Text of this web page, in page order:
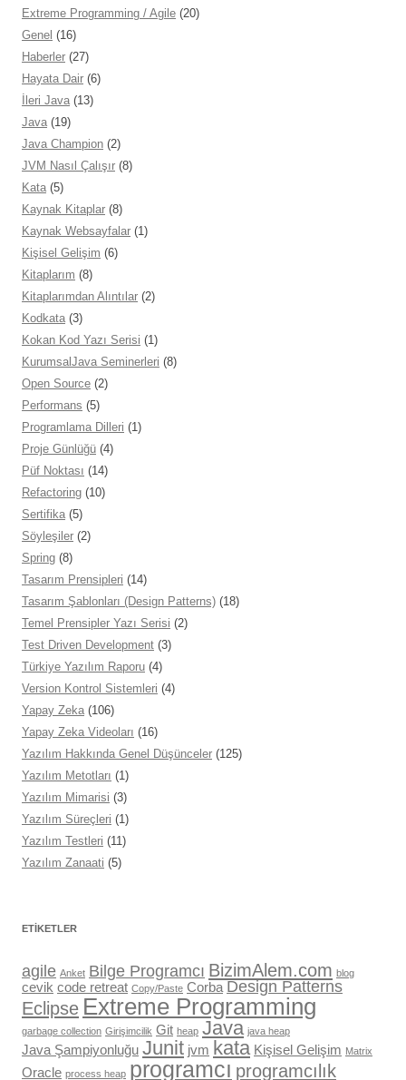
Extreme Programming / Agile (20)
Genel (16)
Haberler (27)
Hayata Dair (6)
İleri Java (13)
Java (19)
Java Champion (2)
JVM Nasıl Çalışır (8)
Kata (5)
Kaynak Kitaplar (8)
Kaynak Websayfalar (1)
Kişisel Gelişim (6)
Kitaplarım (8)
Kitaplarımdan Alıntılar (2)
Kodkata (3)
Kokan Kod Yazı Serisi (1)
KurumsalJava Seminerleri (8)
Open Source (2)
Performans (5)
Programlama Dilleri (1)
Proje Günlüğü (4)
Püf Noktası (14)
Refactoring (10)
Sertifika (5)
Söyleşiler (2)
Spring (8)
Tasarım Prensipleri (14)
Tasarım Şablonları (Design Patterns) (18)
Temel Prensipler Yazı Serisi (2)
Test Driven Development (3)
Türkiye Yazılım Raporu (4)
Version Kontrol Sistemleri (4)
Yapay Zeka (106)
Yapay Zeka Videoları (16)
Yazılım Hakkında Genel Düşünceler (125)
Yazılım Metotları (1)
Yazılım Mimarisi (3)
Yazılım Süreçleri (1)
Yazılım Testleri (11)
Yazılım Zanaati (5)
ETIKETLER
agile Anket Bilge Programcı BizimAlem.com blog
cevik code retreat Copy/Paste Corba Design Patterns
Eclipse Extreme Programming
garbage collection Girişimcilik Git heap Java java heap
Java Şampiyonluğu Junit jvm kata Kişisel Gelişim Matrix
Oracle process heap programcı programcılık